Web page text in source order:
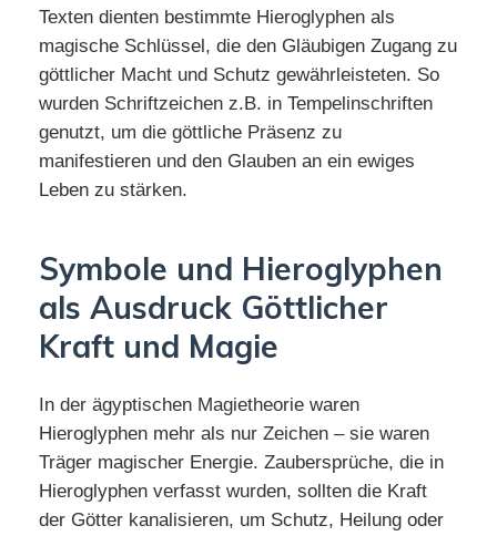
Texten dienten bestimmte Hieroglyphen als
magische Schlüssel, die den Gläubigen Zugang zu
göttlicher Macht und Schutz gewährleisteten. So
wurden Schriftzeichen z.B. in Tempelinschriften
genutzt, um die göttliche Präsenz zu
manifestieren und den Glauben an ein ewiges
Leben zu stärken.
Symbole und Hieroglyphen
als Ausdruck Göttlicher
Kraft und Magie
In der ägyptischen Magietheorie waren
Hieroglyphen mehr als nur Zeichen – sie waren
Träger magischer Energie. Zaubersprüche, die in
Hieroglyphen verfasst wurden, sollten die Kraft
der Götter kanalisieren, um Schutz, Heilung oder